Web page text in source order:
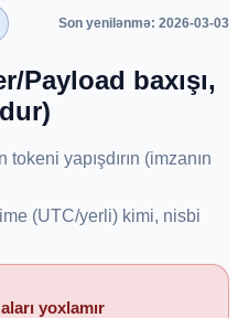
Son yenilənmə: 2026-03-03
Payload baxışı,
yapışdırın (imzanın
(UTC/yerli) kimi, nisbi
yoxlamır